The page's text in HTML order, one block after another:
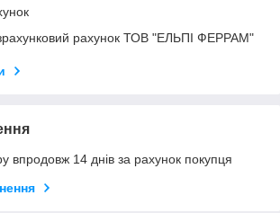
рахунок ТОВ "ЕЛЬПІ ФЕРРАМ"
впродовж 14 днів за рахунок покупця